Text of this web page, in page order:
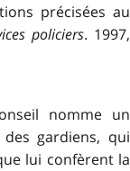
précisées au
policiers. 1997,
nomme un
gardiens, qui
lui confèrent la